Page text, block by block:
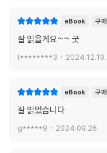
eBook 구매
잘 읽을게요~~ 굿
t********3 2024.12.19.
eBook 구매
잘 읽었습니다
g*****9 2024.09.26.